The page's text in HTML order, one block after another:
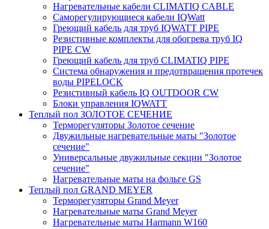
Нагревательные кабели CLIMATIQ CABLE
Саморегулирующиеся кабели IQWatt
Греющий кабель для труб IQWATT PIPE
Резистивные комплекты для обогрева труб IQ
PIPE CW
Греющий кабель для труб CLIMATIQ PIPE
Система обнаружения и предотвращения протечек
воды PIPELOCK
Резистивный кабель IQ OUTDOOR CW
Блоки управления IQWATT
Теплый пол ЗОЛОТОЕ СЕЧЕНИЕ
Терморегуляторы Золотое сечение
Двужильные нагревательные маты "Золотое
сечение"
Универсальные двужильные секции "Золотое
сечение"
Нагревательные маты на фольге GS
Теплый пол GRAND MEYER
Терморегуляторы Grand Meyer
Нагревательные маты Grand Meyer
Нагревательные маты Harmann W160